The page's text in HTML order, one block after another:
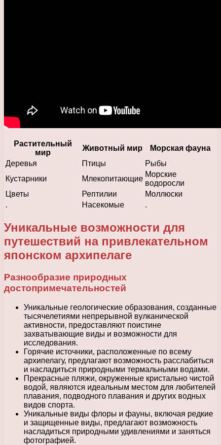
Растительный
мир
Животный мир
Морская фауна
Деревья
Птицы
Рыбы
Кустарники
Млекопитающие
Морские
водоросли
Цветы
Рептилии
Моллюски
.
Насекомые .
Уникальные возможности для
путешествий на привлекательном
японском архипелаге
Разнообразие природных
достопримечательностей
Уникальные геологические образования, созданные
тысячелетиями непрерывной вулканической
активности, предоставляют поистине
захватывающие виды и возможности для
исследования.
Горячие источники, расположенные по всему
архипелагу, предлагают возможность расслабиться
и насладиться природными термальными водами.
Прекрасные пляжи, окруженные кристально чистой
водой, являются идеальным местом для любителей
плавания, подводного плавания и других водных
видов спорта.
Уникальные виды флоры и фауны, включая редкие
и защищенные виды, предлагают возможность
насладиться природными удивлениями и заняться
фотографией.